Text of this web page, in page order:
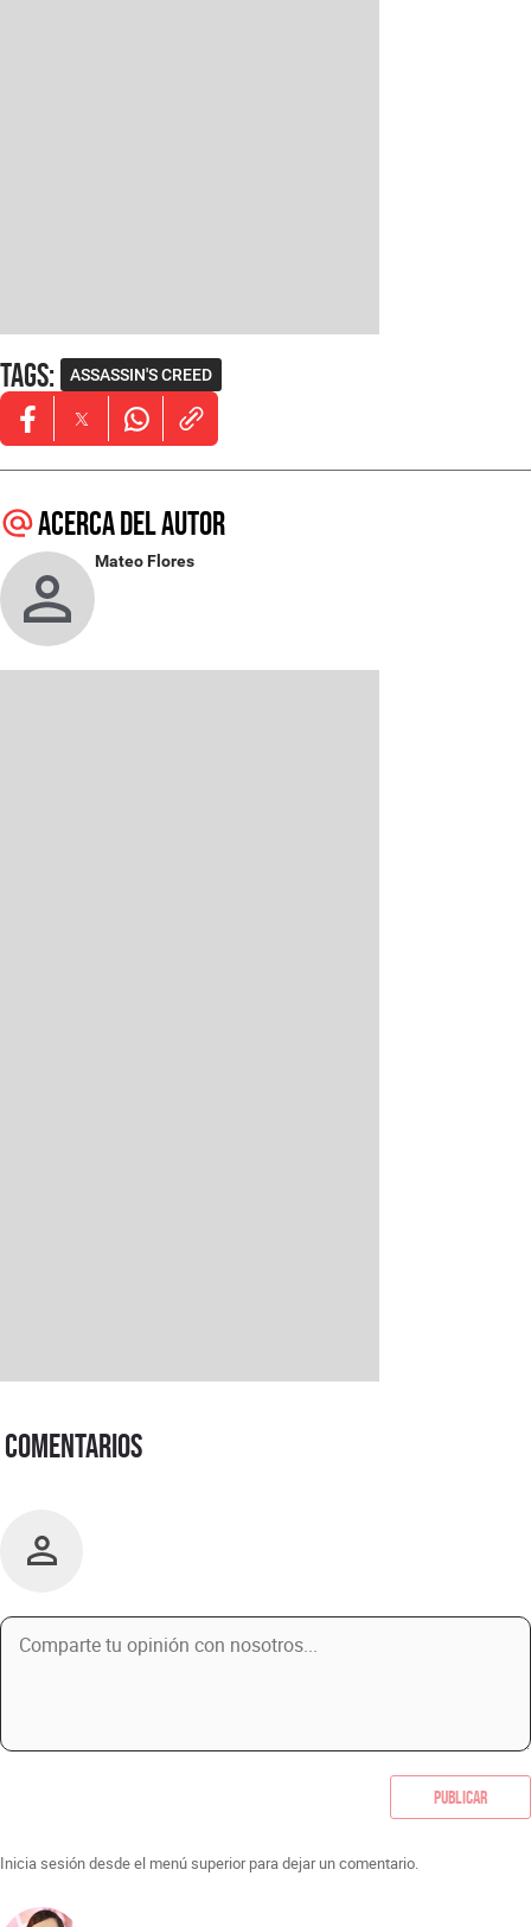
Tags: ASSASSIN'S CREED
Opens in new window
Opens in new window
Opens in new window
Acerca del autor
Mateo Flores
Comentarios
Publicar
Inicia sesión desde el menú superior para dejar un comentario.